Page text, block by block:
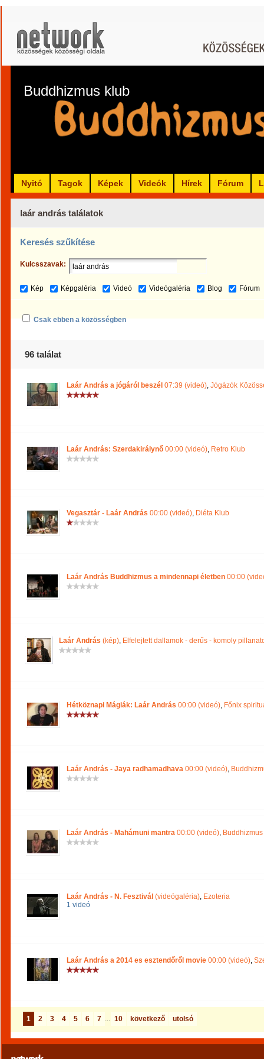
Buddhizmus klub
Nyitó Tagok Képek Videók Hírek Fórum
laár andrás találatok
Keresés szűkítése
Kulcsszavak:
Kép Képgaléria Videó Videógaléria Blog Fórum
Csak ebben a közösségben
96 találat
Laár András a jógáról beszél 07:39 (videó), Jógázók
Laár András: Szerdakirálynő 00:00 (videó), Retro Klub
Vegasztár - Laár András 00:00 (videó), Diéta Klub
Laár András Buddhizmus a mindennapi életben 00:00
Laár András (kép), Elfelejtett dallamok - derűs - komoly
Hétköznapi Mágiák: Laár András 00:00 (videó), Főnix
Laár András - Jaya radhamadhava 00:00 (videó),
Laár András - Mahámuni mantra 00:00 (videó),
Laár András - N. Fesztivál (videógaléria), Ezoteria
1 videó
Laár András a 2014 es esztendőről movie 00:00 (videó),
1 2 3 4 5 6 7 ... 10 következő utolsó